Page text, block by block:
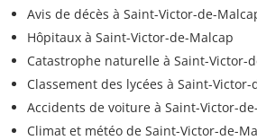
Avis de décès à Saint-Victor-de-
Hôpitaux à Saint-Victor-de-Malcap
Catastrophe naturelle à Saint-Victor-
Classement des lycées à Saint-Victor-
Accidents de voiture à Saint-Victor-
Climat et météo de Saint-Victor-de-